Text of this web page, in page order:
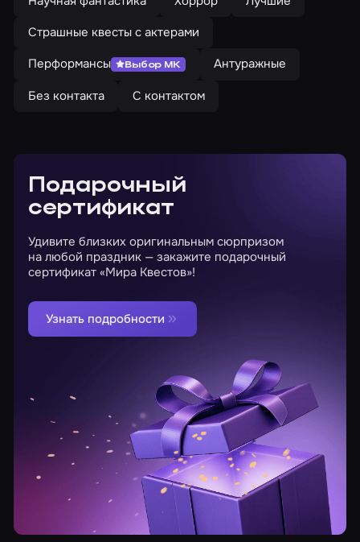
Страшные квесты с актерами
Перформансы
Выбор МК
Антуражные
Без контакта
С контактом
Подарочный
сертификат
Удивите близких оригинальным сюрпризом
на любой праздник — закажите подарочный
сертификат «Мира Квестов»!
Узнать подробности